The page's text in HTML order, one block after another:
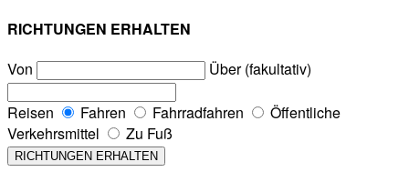
RICHTUNGEN ERHALTEN
Von
Über (fakultativ)
Reisen Fahren Fahrradfahren
Öffentliche
Verkehrsmittel
Zu Fuß